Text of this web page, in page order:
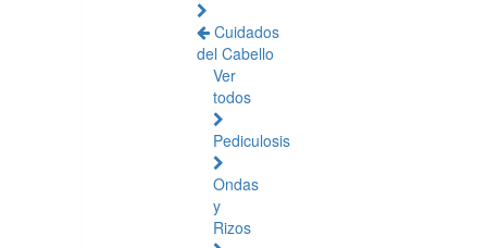
Cuidados
del Cabello
Ver
todos
Pediculosis
Ondas
y
Rizos